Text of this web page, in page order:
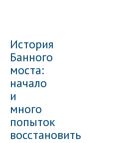
История
Банного
моста:
начало
и
много
попыток
восстановить